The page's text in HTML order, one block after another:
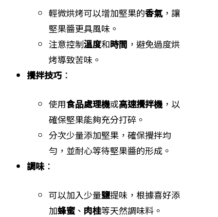
輕微烘烤可以增加堅果的香氣，讓
堅果醬更具風味。
注意控制溫度和時間 ，避免過度烘
烤導致苦味。
攪拌技巧 ：
使用食品處理機或高速攪拌機 ，以
確保堅果能夠充分打碎。
分次少量添加堅果，確保攪拌均
勻，並耐心等待堅果醬的形成。
調味：
可以加入少量鹽提味，根據喜好添
加蜂蜜 、 肉桂等天然調味料。